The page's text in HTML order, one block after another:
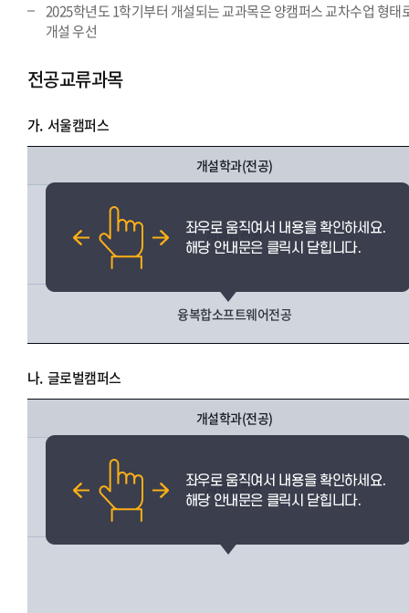
2025학년도 1학기부터 개설되는 교과목은 양캠퍼스 교차수업 형태
개설 우선
전공교류과목
가. 서울캠퍼스
개설학과(전공)
AI융합전공
융복합소프트웨어전공
나. 글로벌캠퍼스
개설학과(전공)
AI융합전공